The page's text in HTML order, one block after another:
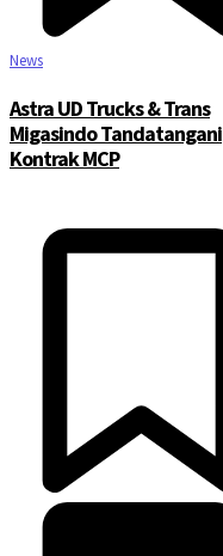
News
Astra UD Trucks & Trans
Migasindo Tandatangani
Kontrak MCP